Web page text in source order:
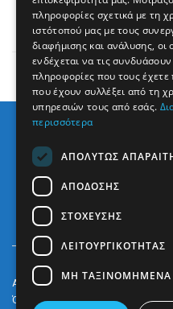
ηγέτες
Arkè Media Group Radio
Όροι και Προϋποθέσεις
πληροφορίες σχετικά με τη
ιστότοπού μας με τους
διαφήμισης και ανάλυσης, οι
ενδέχεται να τις
πληροφορίες που τους έχετε
που έχουν συλλέξει από τη
υπηρεσιών τους από εσάς.
περισσότερα
ΑΠΟΛΎΤΩΣ
ΑΠΌΔΟΣΗΣ
ΣΤΌΧΕΥΣΗΣ
ΛΕΙΤΟΥΡΓΙΚΌΤΗΤΑΣ
ΜΗ ΤΑΞΙΝΟΜΗΜΈΝΑ